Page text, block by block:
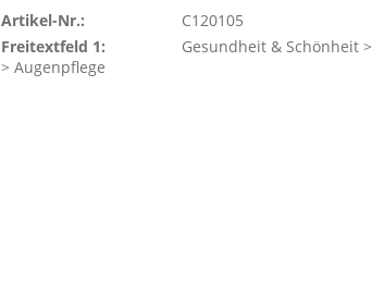
Artikel-Nr.:
C120105
Freitextfeld 1:
Gesundheit & Schönheit
> Augenpflege